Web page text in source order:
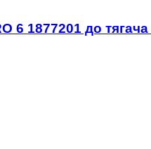
6 1877201 до